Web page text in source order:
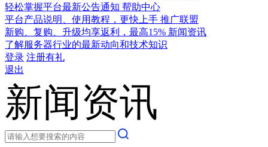
轻松掌握平台最新公告通知 帮助中心
平台产品说明、使用教程，更快上手 推广联盟
新购、复购、升级均享返利，最高15% 新闻资讯
了解服务器行业的最新动向和技术知识
登录 注册有礼
退出
新闻资讯